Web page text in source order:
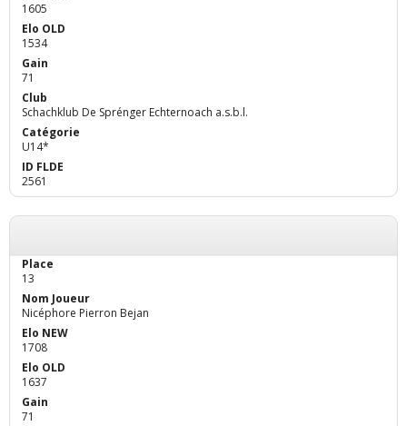
1605
1534
71
Schachklub De Sprénger Echternoach a.s.b.l.
U14*
2561
13
Nicéphore Pierron Bejan
1708
1637
71